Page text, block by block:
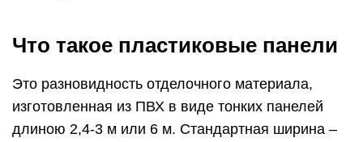
Что такое пластиковые панели
Это разновидность отделочного материала,
изготовленная из ПВХ в виде тонких панелей
длиною 2,4-3 м или 6 м. Стандартная ширина –